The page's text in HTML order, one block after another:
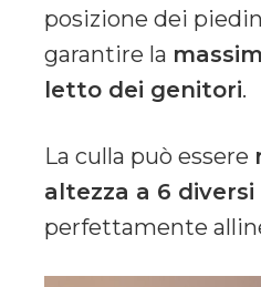
posizione dei
garantire la
letto dei genitori.
La culla può essere
altezza a 6 diversi
perfettamente